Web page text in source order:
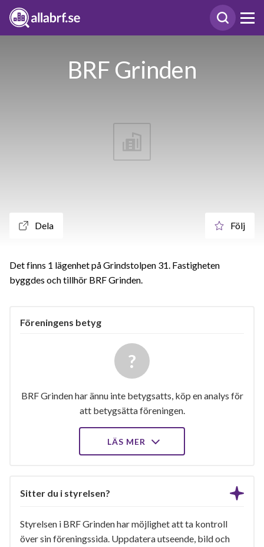
BRF Grinden
Dela Följ
Det finns 1 lägenhet på Grindstolpen 31. Fastigheten
byggdes och tillhör BRF Grinden.
Föreningens betyg
BRF Grinden har ännu inte betygsatts, köp en analys för
att betygsätta föreningen.
LÄS MER
Sitter du i styrelsen?
Styrelsen i BRF Grinden har möjlighet att ta kontroll
över sin föreningssida. Uppdatera utseende, bild och